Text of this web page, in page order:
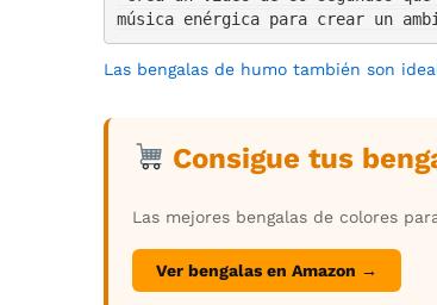
música enérgica para crear un
Las bengalas de humo también son
Consigue tus
Las mejores bengalas de colores
Ver bengalas en Amazon →